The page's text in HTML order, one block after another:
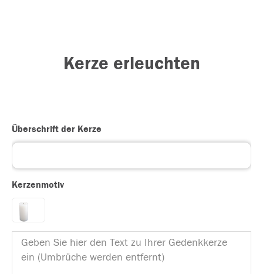
Kerze erleuchten
Überschrift der Kerze
Kerzenmotiv